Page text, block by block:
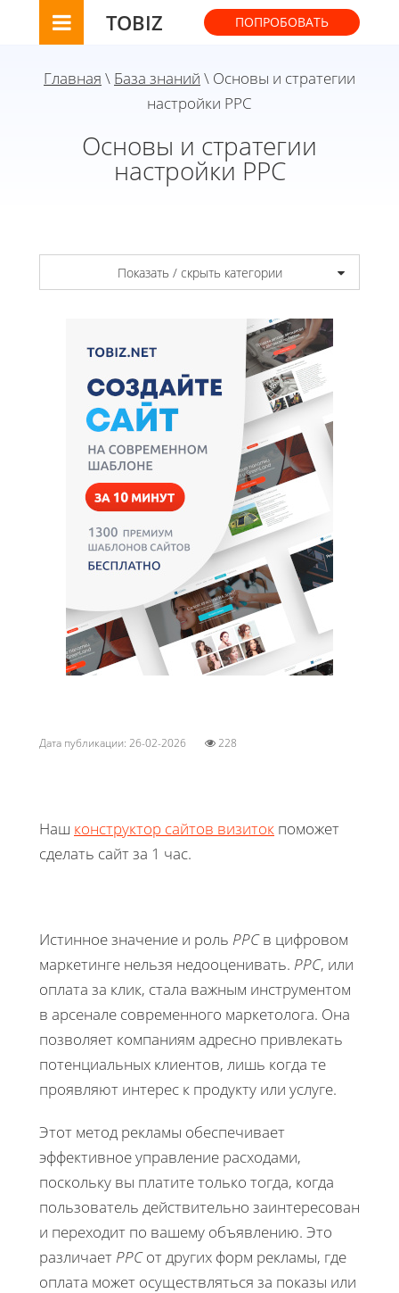
TOBIZ ПОПРОБОВАТЬ
Главная \ База знаний \ Основы и стратегии
настройки PPC
Основы и стратегии
настройки PPC
Показать / скрыть категории
Дата публикации: 26-02-2026 228
Наш конструктор сайтов визиток поможет
сделать сайт за 1 час.
Истинное значение и роль PPCв цифровом
маркетинге нельзя недооценивать. PPC, или
оплата за клик, стала важным инструментом
в арсенале современного маркетолога. Она
позволяет компаниям адресно привлекать
потенциальных клиентов, лишь когда те
проявляют интерес к продукту или услуге.
Этот метод рекламы обеспечивает
эффективное управление расходами,
поскольку вы платите только тогда, когда
пользователь действительно заинтересован
и переходит по вашему объявлению. Это
различает PPCот других форм рекламы, где
оплата может осуществляться за показы или